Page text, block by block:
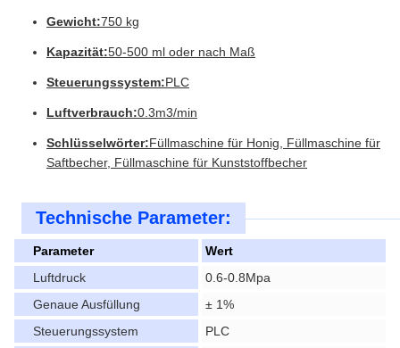
Gewicht:750 kg
Kapazität:50-500 ml oder nach Maß
Steuerungssystem:PLC
Luftverbrauch:0.3m3/min
Schlüsselwörter:Füllmaschine für Honig, Füllmaschine für
Saftbecher, Füllmaschine für Kunststoffbecher
Technische Parameter:
Parameter
Wert
Luftdruck
0.6-0.8Mpa
Genaue Ausfüllung
± 1%
Steuerungssystem
PLC